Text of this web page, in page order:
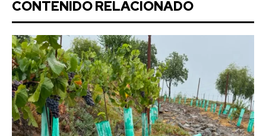
CONTENIDO RELACIONADO